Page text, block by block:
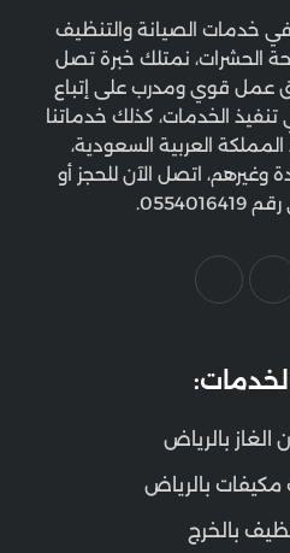
في خدمات الصيانة والتنظيف
الحشرات، نمتلك خبرة تصل
فريق عمل قوي ومدرب على إتباع
الخدمات، كذلك خدماتنا
العربية السعودية،
وغيرهم، اتصل الآن للحجز أو
الغاز بالرياض
بالرياض
بالخرج